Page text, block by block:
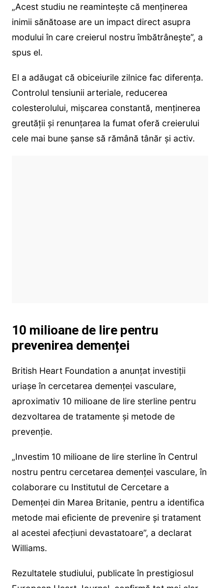
„Acest studiu ne reamintește că menținerea
inimii sănătoase are un impact direct asupra
modului în care creierul nostru îmbătrânește”, a
spus el.
El a adăugat că obiceiurile zilnice fac diferența.
Controlul tensiunii arteriale, reducerea
colesterolului, mișcarea constantă, menținerea
greutății și renunțarea la fumat oferă creierului
cele mai bune șanse să rămână tânăr și activ.
10 milioane de lire pentru
prevenirea demenței
British Heart Foundation a anunțat investiții
uriașe în cercetarea demenței vasculare,
aproximativ 10 milioane de lire sterline pentru
dezvoltarea de tratamente și metode de
prevenție.
„Investim 10 milioane de lire sterline în Centrul
nostru pentru cercetarea demenței vasculare, în
colaborare cu Institutul de Cercetare a
Demenței din Marea Britanie, pentru a identifica
metode mai eficiente de prevenire și tratament
al acestei afecțiuni devastatoare”, a declarat
Williams.
Rezultatele studiului, publicate în prestigiosul